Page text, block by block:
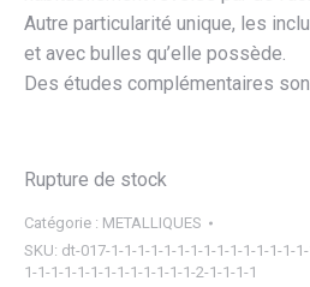
Autre particularité unique, les
et avec bulles qu’elle possède.
Des études complémentaires
Rupture de stock
Catégorie : METALLIQUES
SKU: dt-017-1-1-1-1-1-1-1-1-1-1-1-1-1-1-
1-1-1-1-1-1-1-1-1-1-1-1-1-2-1-1-1-1